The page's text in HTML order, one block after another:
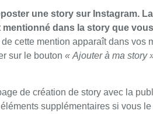
une story sur Instagram.
dans la story que
cette mention apparaît dans vos
sur le bouton « Ajouter à ma story
de création de story avec la
supplémentaires si vous